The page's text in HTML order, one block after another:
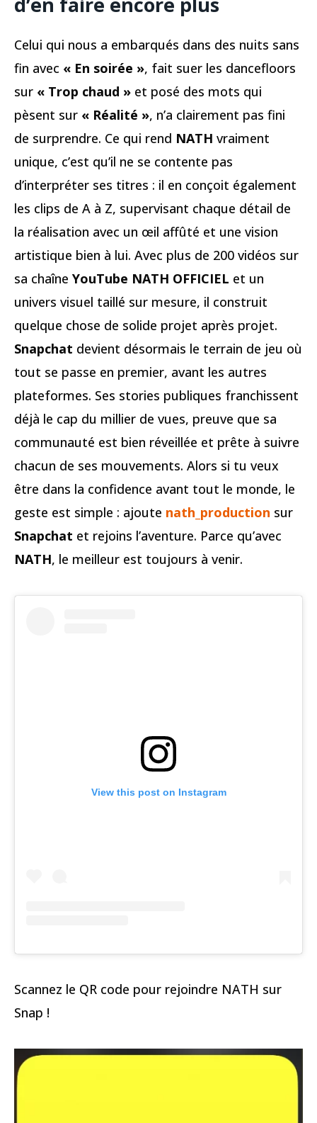
Celui qui nous a embarqués dans des nuits sans
fin avec « En soirée », fait suer les dancefloors
sur « Trop chaud » et posé des mots qui
pèsent sur « Réalité », n’a clairement pas fini
de surprendre. Ce qui rend NATH vraiment
unique, c’est qu’il ne se contente pas
d’interpréter ses titres : il en conçoit également
les clips de A à Z, supervisant chaque détail de
la réalisation avec un œil affûté et une vision
artistique bien à lui. Avec plus de 200 vidéos sur
sa chaîne YouTube NATH OFFICIEL et un
univers visuel taillé sur mesure, il construit
quelque chose de solide projet après projet.
Snapchat devient désormais le terrain de jeu où
tout se passe en premier, avant les autres
plateformes. Ses stories publiques franchissent
déjà le cap du millier de vues, preuve que sa
communauté est bien réveillée et prête à suivre
chacun de ses mouvements. Alors si tu veux
être dans la confidence avant tout le monde, le
geste est simple : ajoute nath_production sur
Snapchat et rejoins l’aventure. Parce qu’avec
NATH, le meilleur est toujours à venir.
View this post on Instagram
Scannez le QR code pour rejoindre NATH sur
Snap !